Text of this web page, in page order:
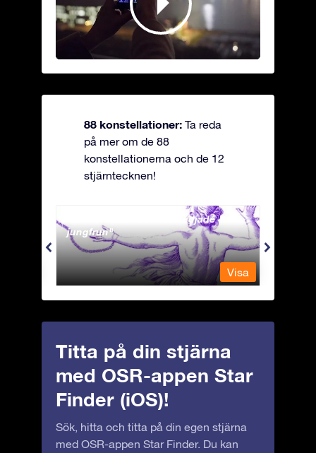
88 konstellationer: Ta reda
på mer om de 88
konstellationerna och de 12
stjärntecknen!
Andromeda - Den fastkedjade
jungfrun
Visa
Titta på din stjärna
med OSR-appen Star
Finder (iOS)!
Sök, hitta och titta på din egen stjärna
med OSR-appen Star Finder. Du kan